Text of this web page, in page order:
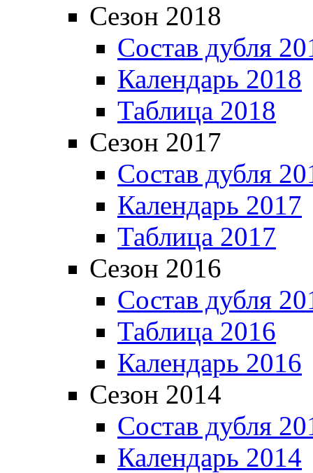
Сезон 2018
Состав дубля
Календарь 2018
Таблица 2018
Сезон 2017
Состав дубля
Календарь 2017
Таблица 2017
Сезон 2016
Состав дубля
Таблица 2016
Календарь 2016
Сезон 2014
Состав дубля
Календарь 2014